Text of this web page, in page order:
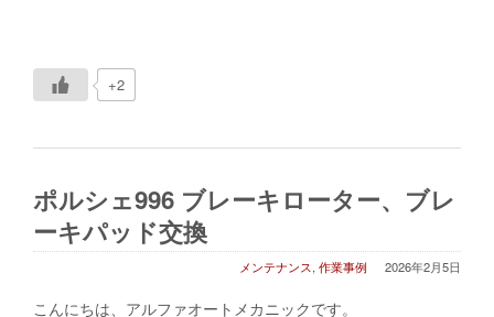
+2
ポルシェ996 ブレーキローター、ブレ
ーキパッド交換
2026年2月5日
メンテナンス, 作業事例
こんにちは、アルファオートメカニックです。